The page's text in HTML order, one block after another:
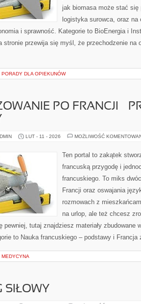
jak biomasa może stać się
logistyka surowca, oraz
i sprawność. Kategorie to BioEnergia i
stronie przewija się myśl, że przechodzenie na
PORADY DLA OPIEKUNÓW
PO FRANCJI –
LUT - 11 - 2026 MOŻLIWOŚĆ
Ten portal to zakątek
francuską przygodę i
francuskiego. To miks
Francji oraz oswajania
rozmowach z
na urlop, ale też chcesz
pewniej, tutaj znajdziesz materiały zbudowane
to Nauka francuskiego – podstawy i
MEDYCYNA
SIŁOWY